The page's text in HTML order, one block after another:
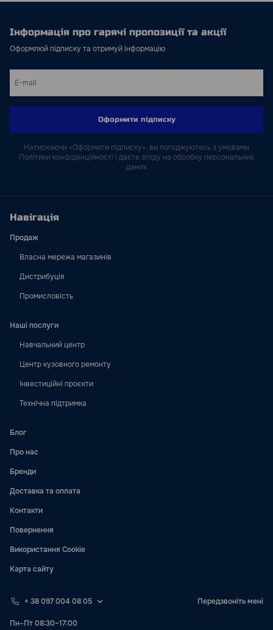
Інформація про гарячі пропозиції та акції
Оформлюй підписку та отримуй інформацію
Оформити підписку
Натискаючи «Оформити підписку», ви погоджуютесь з умовами
Політики конфіденційності і даєте згоду на обробку персональних
даних
Навігація
Продаж
Власна мережа магазинів
Дистрибуція
Промисловість
Наші послуги
Навчальний центр
Центр кузовного ремонту
Інвестиційні проєкти
Технічна підтримка
Блог
Про нас
Бренди
Доставка та оплата
Контакти
Повернення
Використання Cookie
Карта сайту
+ 38 097 004 08 05 Передзвоніть мені
Пн–Пт 08:30–17:00